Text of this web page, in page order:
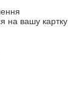
на вашу картку